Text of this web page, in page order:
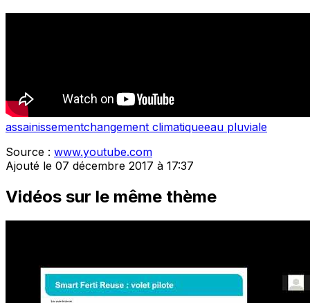
assainissementchangement climatiqueeau pluviale
Source : www.youtube.com
Ajouté le 07 décembre 2017 à 17:37
Vidéos sur le même thème